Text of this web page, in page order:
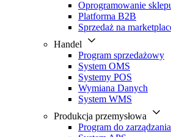
Oprogramowanie
Platforma B2B
Sprzedaż na
Handel
Program sprzedażowy
System OMS
Systemy POS
Wymiana Danych
System WMS
Produkcja przemysłowa
Program do